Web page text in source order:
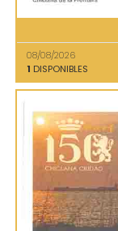
08/08/2026
1 DISPONIBLES